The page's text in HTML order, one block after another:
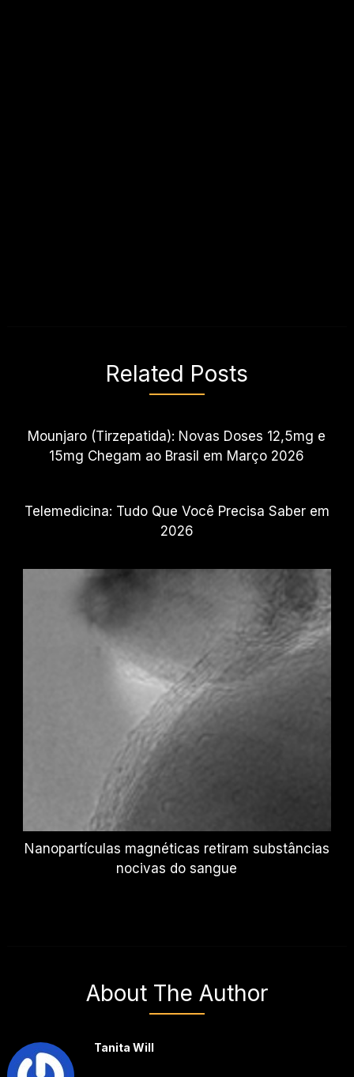
Related Posts
Mounjaro (Tirzepatida): Novas Doses 12,5mg e
15mg Chegam ao Brasil em Março 2026
Telemedicina: Tudo Que Você Precisa Saber em
2026
Nanopartículas magnéticas retiram substâncias
nocivas do sangue
About The Author
Tanita Will